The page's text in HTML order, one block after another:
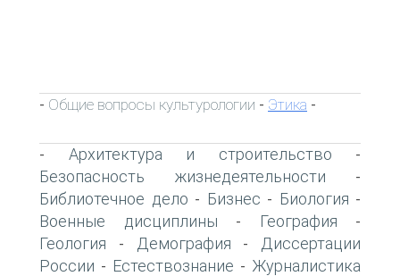
- Общие вопросы культурологии - Этика -
- Архитектура и строительство -
Безопасность жизнедеятельности -
Библиотечное дело - Бизнес - Биология -
Военные дисциплины - География -
Геология - Демография -
Диссертации
России - Естествознание - Журналистика